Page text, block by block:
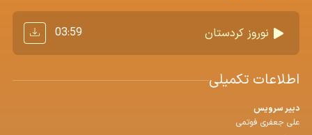
نوروز کردستان 03:59
اطلاعات تکمیلی
دبیر سرویس
علی جعفری فوتمی